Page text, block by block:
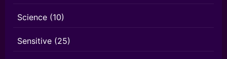
Science (10)
Sensitive (25)